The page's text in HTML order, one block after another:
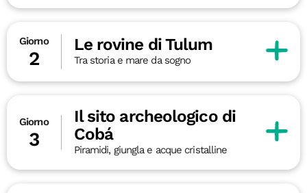
Giorno
2
Le rovine di Tulum
Tra storia e mare da sogno
Giorno
3
Il sito archeologico di
Cobá
Piramidi, giungla e acque cristalline